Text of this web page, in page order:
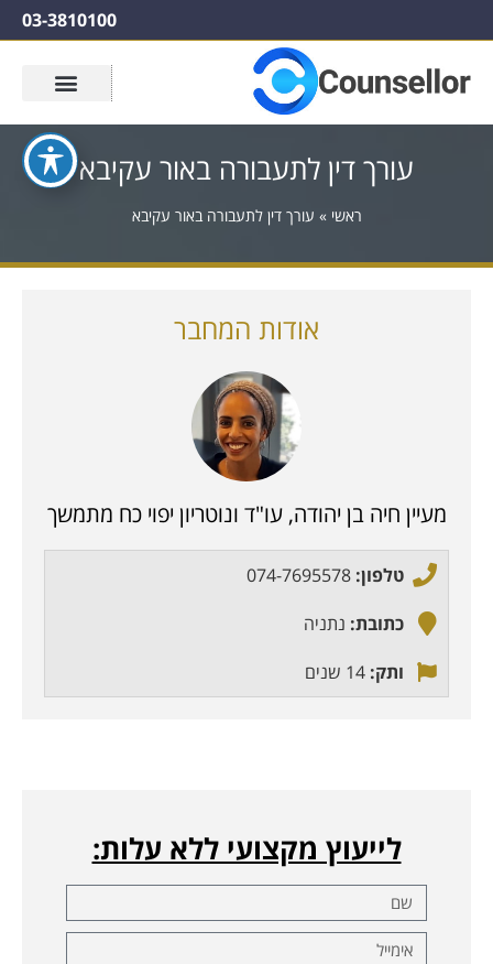
03-3810100
עורך דין לתעבורה באור עקיבא
ראשי » עורך דין לתעבורה באור עקיבא
אודות המחבר
מעיין חיה בן יהודה, עו"ד ונוטריון יפוי כח מתמשך
טלפון: 074-7695578
כתובת: נתניה
ותק: 14 שנים
לייעוץ מקצועי ללא עלות: